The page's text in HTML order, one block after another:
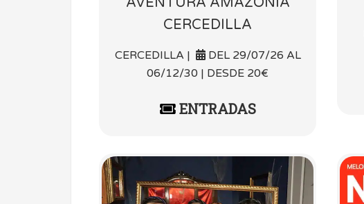
CERCEDILLA
CERCEDILLA |
DEL 29/07/26 AL
06/12/30 | DESDE 20€
ENTRADAS